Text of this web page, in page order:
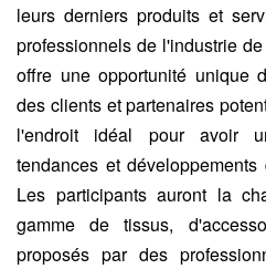
leurs derniers produits et
professionnels de l'industrie
offre une opportunité unique
des clients et partenaires
l'endroit idéal pour avoir
tendances et
Les participants auront la
gamme de tissus,
proposés par des